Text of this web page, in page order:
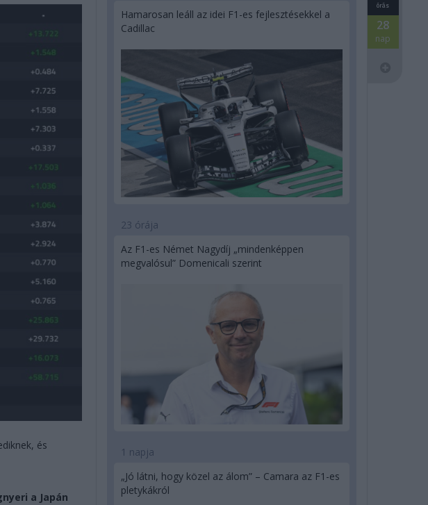
és
a Japán
órás
28
nap
Hamarosan leáll az idei F1-es fejlesztésekkel a
Cadillac
23 órája
Az F1-es Német Nagydíj „mindenképpen
megvalósul” Domenicali szerint
1 napja
„Jó látni, hogy közel az álom” – Camara az F1-es
pletykákról